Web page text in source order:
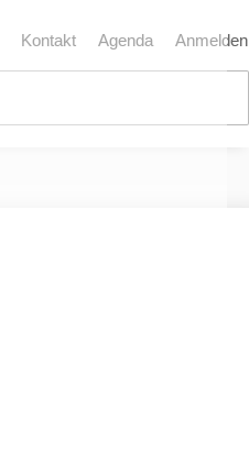
Anmelden
Kontakt Agenda